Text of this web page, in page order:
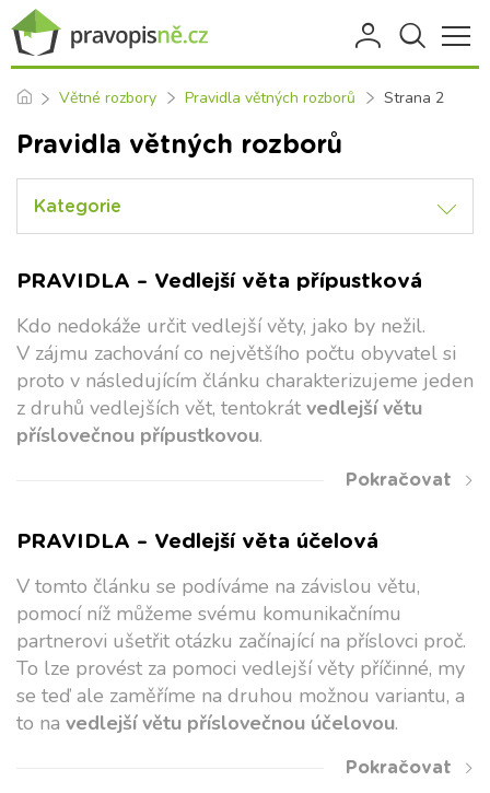
Větné rozbory Pravidla větných rozborů Strana 2
Pravidla větných rozborů
Kategorie
PRAVIDLA – Vedlejší věta přípustková
Kdo nedokáže určit vedlejší věty, jako by nežil.
V zájmu zachování co největšího počtu obyvatel si
proto v následujícím článku charakterizujeme jeden
z druhů vedlejších vět, tentokrátvedlejší větu
příslovečnou přípustkovou.
Pokračovat
PRAVIDLA – Vedlejší věta účelová
V tomto článku se podíváme na závislou větu,
pomocí níž můžeme svému komunikačnímu
partnerovi ušetřit otázku začínající na příslovci proč.
To lze provést za pomoci vedlejší věty příčinné, my
se teď ale zaměříme na druhou možnou variantu, a
to na vedlejší větu příslovečnou účelovou.
Pokračovat